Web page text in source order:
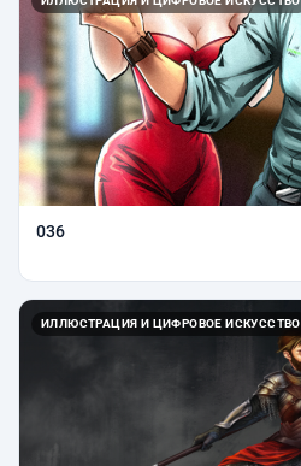
036
ИЛЛЮСТРАЦИЯ И ЦИФРОВОЕ ИСКУССТВО